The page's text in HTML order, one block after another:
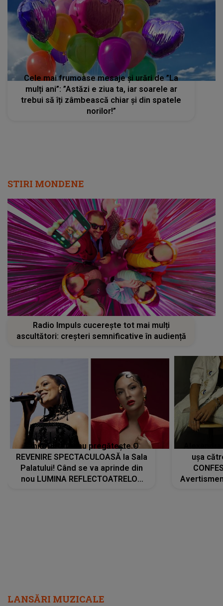
Cele mai frumoase mesaje și urări de ”La
mulți ani”: ”Astăzi e ziua ta, iar soarele ar
trebui să îți zâmbească chiar și din spatele
norilor!”
STIRI MONDENE
Radio Impuls cucerește tot mai mulți
ascultători: creșteri semnificative în audiență
Tania Turtureanu pregătește O
REVENIRE SPECTACULOASĂ la Sala
Palatului! Când se va aprinde din
nou LUMINA REFLECTOATRELOR
ușa
LANSĂRI MUZICALE